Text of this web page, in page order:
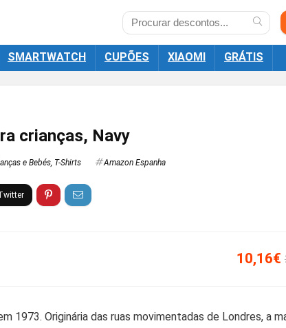
SMARTWATCH CUPÕES XIAOMI GRÁTIS
crianças, Navy
e Bebés, T-Shirts Amazon Espanha
10,16€
1973. Originária das ruas movimentadas de Londres, a